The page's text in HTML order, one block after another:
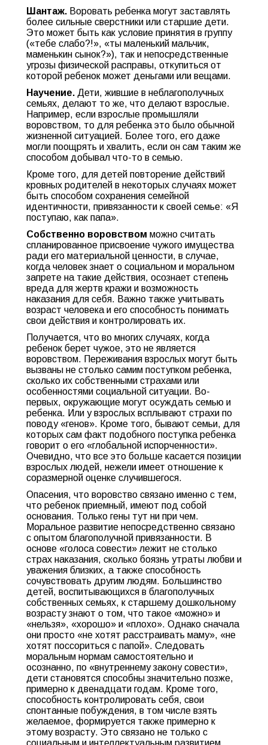
Шантаж. Воровать ребенка могут заставлять
более сильные сверстники или старшие дети.
Это может быть как условие принятия в группу
(«тебе слабо?!», «ты маленький мальчик,
маменькин сынок?»), так и непосредственные
угрозы физической расправы, откупиться от
которой ребенок может деньгами или вещами.
Научение. Дети, жившие в неблагополучных
семьях, делают то же, что делают взрослые.
Например, если взрослые промышляли
воровством, то для ребенка это было обычной
жизненной ситуацией. Более того, его даже
могли поощрять и хвалить, если он сам таким же
способом добывал что-то в семью.
Кроме того, для детей повторение действий
кровных родителей в некоторых случаях может
быть способом сохранения семейной
идентичности, привязанности к своей семье: «Я
поступаю, как папа».
Собственно воровством можно считать
спланированное присвоение чужого имущества
ради его материальной ценности, в случае,
когда человек знает о социальном и моральном
запрете на такие действия, осознает степень
вреда для жертв кражи и возможность
наказания для себя. Важно также учитывать
возраст человека и его способность понимать
свои действия и контролировать их.
Получается, что во многих случаях, когда
ребенок берет чужое, это не является
воровством. Переживания взрослых могут быть
вызваны не столько самим поступком ребенка,
сколько их собственными страхами или
особенностями социальной ситуации. Во-
первых, окружающие могут осуждать семью и
ребенка. Или у взрослых всплывают страхи по
поводу «генов». Кроме того, бывают семьи, для
которых сам факт подобного поступка ребенка
говорит о его «глобальной испорченности».
Очевидно, что все это больше касается позиции
взрослых людей, нежели имеет отношение к
соразмерной оценке случившегося.
Опасения, что воровство связано именно с тем,
что ребенок приемный, имеют под собой
основания. Только гены тут ни при чем.
Моральное развитие непосредственно связано
с опытом благополучной привязанности. В
основе «голоса совести» лежит не столько
страх наказания, сколько боязнь утраты любви и
уважения близких, а также способность
сочувствовать другим людям. Большинство
детей, воспитывающихся в благополучных
собственных семьях, к старшему дошкольному
возрасту знают о том, что такое «можно» и
«нельзя», «хорошо» и «плохо». Однако сначала
они просто «не хотят расстраивать маму», «не
хотят поссориться с папой». Следовать
моральным нормам самостоятельно и
осознанно, по «внутреннему закону совести»,
дети становятся способны значительно позже,
примерно к двенадцати годам. Кроме того,
способность контролировать себя, свои
спонтанные побуждения, в том числе взять
желаемое, формируется также примерно к
этому возрасту. Это связано не только с
социальным и интеллектуальным развитием